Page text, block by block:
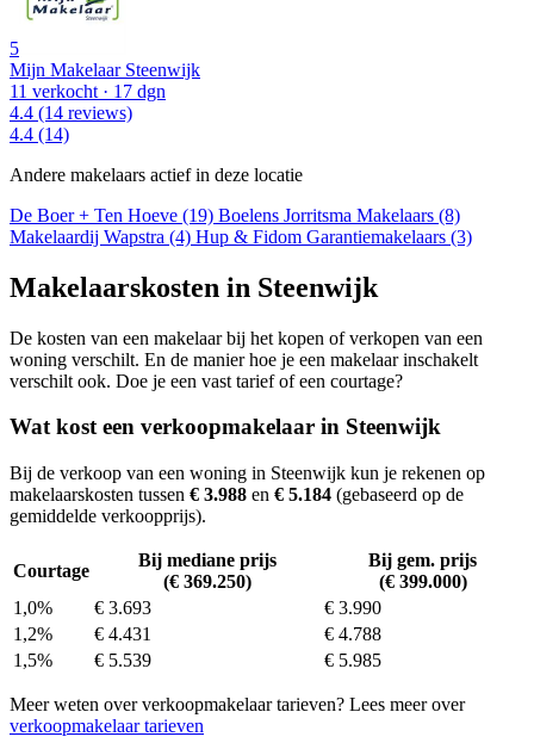
5
Mijn Makelaar Steenwijk
11 verkocht · 17 dgn
4.4 (14 reviews)
4.4 (14)
Andere makelaars actief in deze locatie
De Boer + Ten Hoeve (19) Boelens Jorritsma Makelaars (8)
Makelaardij Wapstra (4) Hup & Fidom Garantiemakelaars (3)
Makelaarskosten in Steenwijk
De kosten van een makelaar bij het kopen of verkopen van een
woning verschilt. En de manier hoe je een makelaar inschakelt
verschilt ook. Doe je een vast tarief of een courtage?
Wat kost een verkoopmakelaar in Steenwijk
Bij de verkoop van een woning in Steenwijk kun je rekenen op
makelaarskosten tussen € 3.988 en € 5.184 (gebaseerd op de
gemiddelde verkoopprijs).
Courtage
Bij mediane prijs
(€ 369.250)
Bij gem. prijs
(€ 399.000)
1,0%
€ 3.693
€ 3.990
1,2%
€ 4.431
€ 4.788
1,5%
€ 5.539 € 5.985
Meer weten over verkoopmakelaar tarieven? Lees meer over
verkoopmakelaar tarieven